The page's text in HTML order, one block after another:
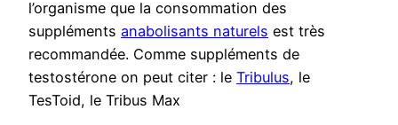
l’organisme que la consommation des
suppléments anabolisants naturels est très
recommandée. Comme suppléments de
testostérone on peut citer : le Tribulus, le
TesToid, le Tribus Max